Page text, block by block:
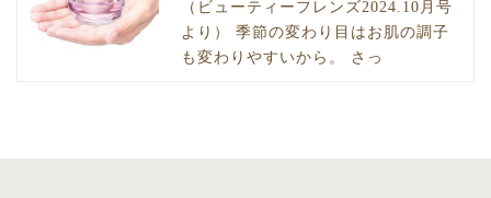
（ビューティーフレンズ2024.10月号
より） 季節の変わり目はお肌の調子
も変わりやすいから。 さっ